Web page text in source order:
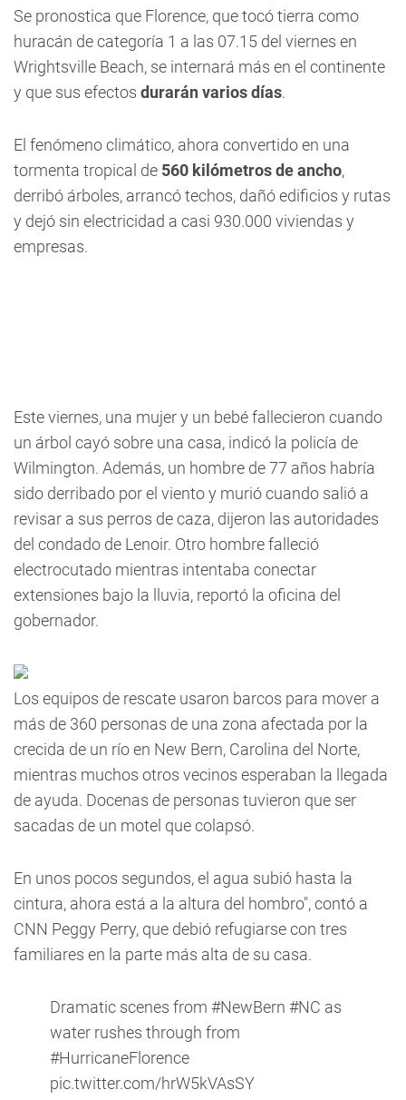
Se pronostica que Florence, que tocó tierra como
huracán de categoría 1 a las 07.15 del viernes en
Wrightsville Beach, se internará más en el continente
y que sus efectos durarán varios días.
El fenómeno climático, ahora convertido en una
tormenta tropical de 560 kilómetros de ancho,
derribó árboles, arrancó techos, dañó edificios y rutas
y dejó sin electricidad a casi 930.000 viviendas y
empresas.
Este viernes, una mujer y un bebé fallecieron cuando
un árbol cayó sobre una casa, indicó la policía de
Wilmington. Además, un hombre de 77 años habría
sido derribado por el viento y murió cuando salió a
revisar a sus perros de caza, dijeron las autoridades
del condado de Lenoir. Otro hombre falleció
electrocutado mientras intentaba conectar
extensiones bajo la lluvia, reportó la oficina del
gobernador.
Los equipos de rescate usaron barcos para mover a
más de 360 personas de una zona afectada por la
crecida de un río en New Bern, Carolina del Norte,
mientras muchos otros vecinos esperaban la llegada
de ayuda. Docenas de personas tuvieron que ser
sacadas de un motel que colapsó.
En unos pocos segundos, el agua subió hasta la
cintura, ahora está a la altura del hombro", contó a
CNN Peggy Perry, que debió refugiarse con tres
familiares en la parte más alta de su casa.
Dramatic scenes from #NewBern #NC as
water rushes through from
#HurricaneFlorence
pic.twitter.com/hrW5kVAsSY